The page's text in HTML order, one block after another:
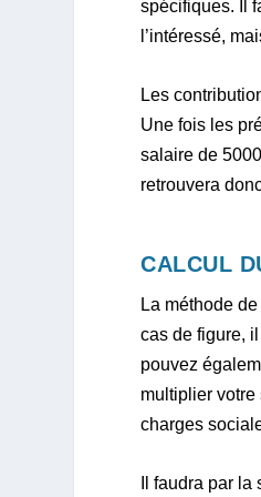
spécifiques. Il
l’intéressé,
Les
Une fois les
salaire de
retrouvera
CALCUL
La méthode
cas de figure,
pouvez
multiplier votre
charges
Il faudra par